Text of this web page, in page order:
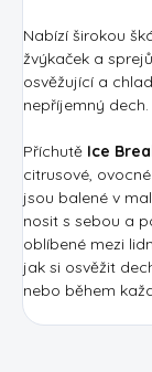
Nabízí širokou
žvýkaček a
osvěžující a
nepříjemný dech.
Příchutě Ice
citrusové,
jsou balené v
nosit s sebou a
oblíbené mezi
jak si osvěžit
nebo během